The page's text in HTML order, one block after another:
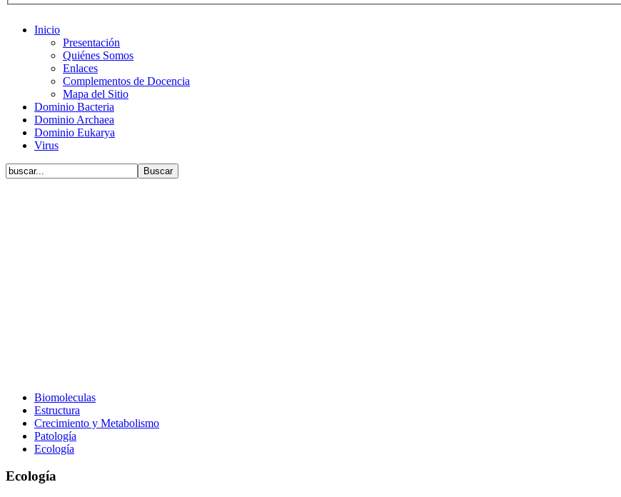
Inicio
Presentación
Quiénes Somos
Enlaces
Complementos de Docencia
Mapa del Sitio
Dominio Bacteria
Dominio Archaea
Dominio Eukarya
Virus
Biomoleculas
Estructura
Crecimiento y Metabolismo
Patología
Ecología
Ecología